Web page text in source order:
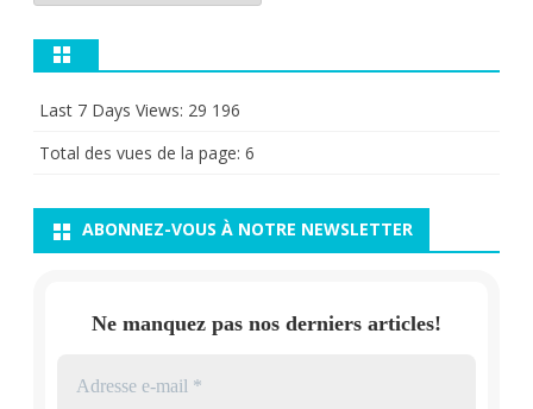
Last 7 Days Views: 29 196
Total des vues de la page: 6
ABONNEZ-VOUS À NOTRE NEWSLETTER
Ne manquez pas nos derniers articles!